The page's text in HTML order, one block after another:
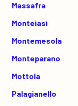
Massafra
Monteiasi
Montemesola
Monteparano
Mottola
Palagianello